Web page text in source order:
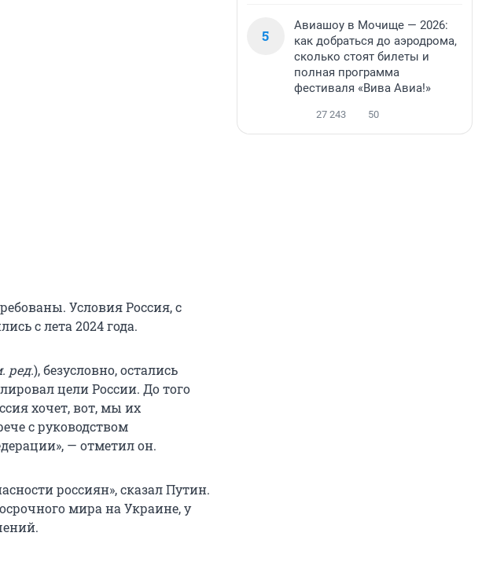
Условия Россия, с
с лета 2024 года.
ред.), безусловно, остались
цели России. До того
хочет, вот, мы их
с руководством
— отметил он.
россиян», сказал Путин.
мира на Украине, у
5
Авиашоу в Мочище — 2026:
как добраться до аэродрома,
сколько стоят билеты и
полная программа
фестиваля «Вива Авиа!»
27 243 50